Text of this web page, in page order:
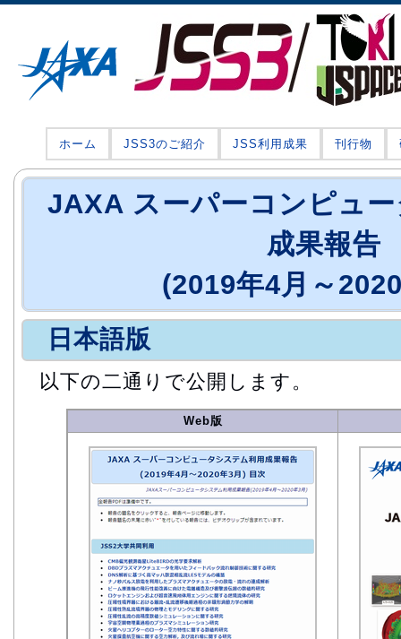
ホーム JSS3のご紹介 JSS利用成果 刊行物
JAXA スーパーコンピュ
成果報告
(2019年4月～
日本語版
以下の二通りで公開します。
Web版